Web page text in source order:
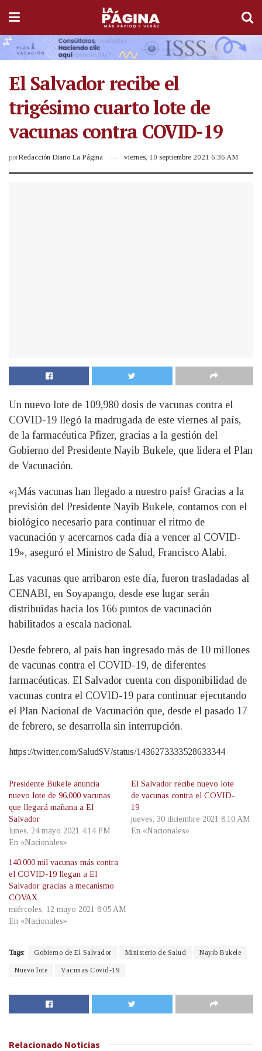
El Salvador recibe el
trigésimo cuarto lote de
vacunas contra COVID-19
porRedacción Diario La Página viernes, 10 septiembre 2021 6:36 AM
Un nuevo lote de 109,980 dosis de vacunas contra el
COVID-19 llegó la madrugada de este viernes al país,
de la farmacéutica Pfizer, gracias a la gestión del
Gobierno del Presidente Nayib Bukele, que lidera el Plan
de Vacunación.
«¡Más vacunas han llegado a nuestro país! Gracias a la
previsión del Presidente Nayib Bukele, contamos con el
biológico necesario para continuar el ritmo de
vacunación y acercarnos cada día a vencer al COVID-
19», aseguró el Ministro de Salud, Francisco Alabi.
Las vacunas que arribaron este día, fueron trasladadas al
CENABI, en Soyapango, desde ese lugar serán
distribuidas hacia los 166 puntos de vacunación
habilitados a escala nacional.
Desde febrero, al país han ingresado más de 10 millones
de vacunas contra el COVID-19, de diferentes
farmacéuticas. El Salvador cuenta con disponibilidad de
vacunas contra el COVID-19 para continuar ejecutando
el Plan Nacional de Vacunación que, desde el pasado 17
de febrero, se desarrolla sin interrupción.
https://twitter.com/SaludSV/status/1436273333528633344
Presidente Bukele anuncia
nuevo lote de 96,000 vacunas
que llegará mañana a El
Salvador
lunes, 24 mayo 2021 4:14 PM
En «Nacionales»
El Salvador recibe nuevo lote
de vacunas contra el COVID-
19
jueves, 30 diciembre 2021 8:10 AM
En «Nacionales»
140,000 mil vacunas más contra
el COVID-19 llegan a El
Salvador gracias a mecanismo
COVAX
miércoles, 12 mayo 2021 8:05 AM
En «Nacionales»
Tags: Gobierno de El Salvador Ministerio de Salud Nayib Bukele
Nuevo lote Vacunas Covid-19
Relacionado Noticias